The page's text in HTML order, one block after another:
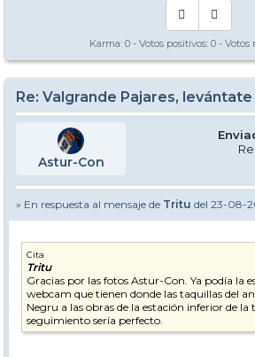
Karma: 0 - Votos positivos: 0 - Votos
Re: Valgrande Pajares, levántate
Astur-Con
» En respuesta al mensaje de Tritu del 23-08-
Cita
Tritu
Gracias por las fotos Astur-Con. Ya podía la
webcam que tienen donde las taquillas del
Negru a las obras de la estación inferior de la
seguimiento sería perfecto.